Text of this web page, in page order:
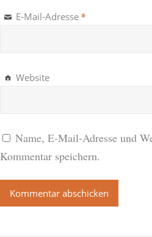
E-Mail-Adresse *
Website
Name, E-Mail-Adresse und
Kommentar speichern.